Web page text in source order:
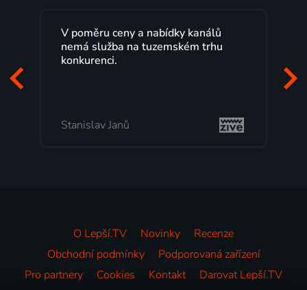
a nabídky kanálů
na tuzemském trhu
Lepší.TV sleduji už
maximální
začátek programu, to je
Milada Tomešová
O Lepší.TV Novinky
Recenze
Obchodní podmínky
Podporovaná zařízení
Pro partnery
Cookies Kontakt Darovat Lepší.TV